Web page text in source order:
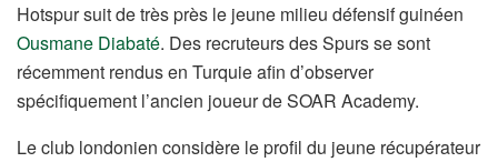
Hotspur suit de très près le jeune milieu défensif guinéen
Ousmane Diabaté. Des recruteurs des Spurs se sont
récemment rendus en Turquie afin d’observer
spécifiquement l’ancien joueur de SOAR Academy.
Le club londonien considère le profil du jeune récupérateur